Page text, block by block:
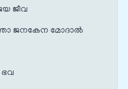
ജീവ
ജനകേന മോദാൽ
ഭവ